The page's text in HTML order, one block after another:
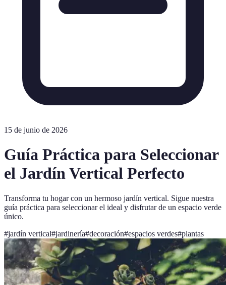
15 de junio de 2026
Guía Práctica para Seleccionar
el Jardín Vertical Perfecto
Transforma tu hogar con un hermoso jardín vertical. Sigue nuestra
guía práctica para seleccionar el ideal y disfrutar de un espacio verde
único.
#jardín vertical#jardinería#decoración#espacios verdes#plantas